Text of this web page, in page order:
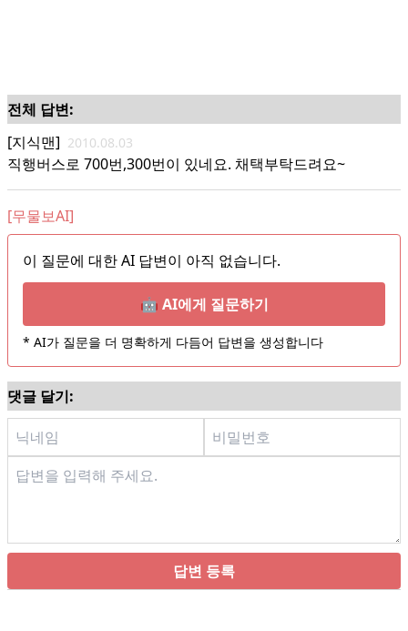
전체 답변:
[지식맨] 2010.08.03
직행버스로 700번,300번이 있네요. 채택부탁드려요~
[무물보AI]
이 질문에 대한 AI 답변이 아직 없습니다.
🤖 AI에게 질문하기
* AI가 질문을 더 명확하게 다듬어 답변을 생성합니다
댓글 달기:
답변 등록